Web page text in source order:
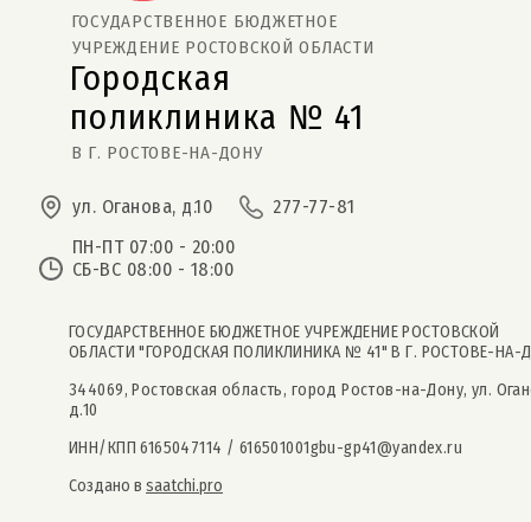
В Г. РОСТОВЕ-НА-ДОНУ
ГОСУДАРСТВЕННОЕ БЮДЖЕТНОЕ
поликлиника № 41
УЧРЕЖДЕНИЕ РОСТОВСКОЙ ОБЛАСТИ
Городская
ул. Оганова, д.10
277-77-81
ПН-ПТ 07:00 - 20:00
СБ-ВС 08:00 - 18:00
ГОСУДАРСТВЕННОЕ БЮДЖЕТНОЕ УЧРЕЖДЕНИЕ РОСТОВСКОЙ
ОБЛАСТИ "ГОРОДСКАЯ ПОЛИКЛИНИКА № 41" В Г. РОСТОВЕ-НА-
344069, Ростовская область, город Ростов-на-Дону, ул.
д.10
ИНН/КПП 6165047114 / 616501001gbu-gp41@yandex.ru
Создано в saatchi.pro